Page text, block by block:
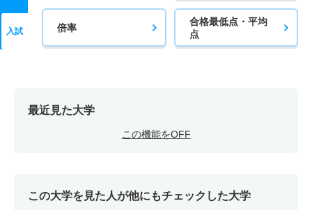
入試 倍率
合格最低点・平均
点
最近見た大学
この機能をOFF
この大学を見た人が他にもチェックした大学